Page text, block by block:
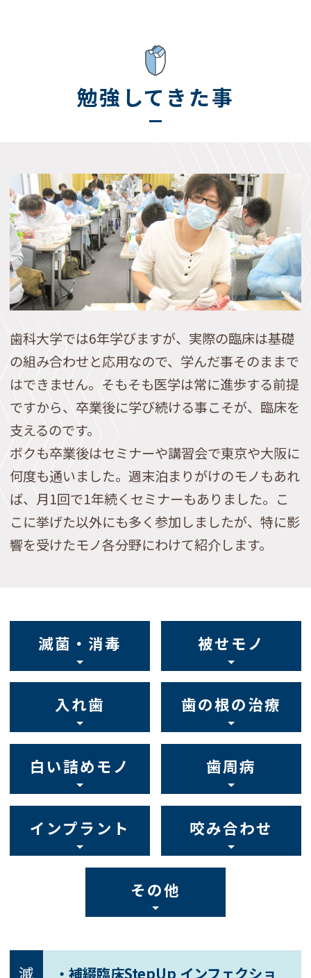
勉強してきた事
歯科大学では6年学びますが、実際の臨床は基礎
の組み合わせと応用なので、学んだ事そのままで
はできません。そもそも医学は常に進歩する前提
ですから、卒業後に学び続ける事こそが、臨床を
支えるのです。
ボクも卒業後はセミナーや講習会で東京や大阪に
何度も通いました。週末泊まりがけのモノもあれ
ば、月1回で1年続くセミナーもありました。こ
こに挙げた以外にも多く参加しましたが、特に影
響を受けたモノ各分野にわけて紹介します。
滅菌・消毒 被せモノ
入れ歯 歯の根の治療
白い詰めモノ 歯周病
インプラント 咬み合わせ
その他
・補綴臨床StepUp インフェクショ